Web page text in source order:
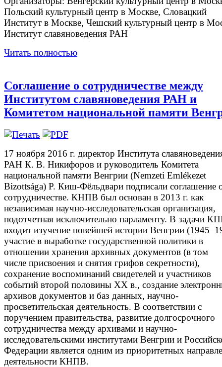
Польский культурный центр в Москве, Словацкий
Институт в Москве, Чешский культурный центр в
Институт славяноведения РАН
Читать полностью
Соглашение о сотрудничестве между
Институтом славяноведения РАН и
Комитетом национальной памяти
17 ноября 2016 г. директор Института
РАН К. В. Никифоров и руководитель Комитета
национальной памяти Венгрии (Nemzeti Emlékezet
Bizottsága) Р. Киш-Фёльдвари подписали соглашение
сотрудничестве. КНПВ был основан в 2013 г. как
независимая научно-исследовательская организация,
подотчетная исключительно парламенту. В задачи
входит изучение новейшей истории Венгрии
участие в выработке государственной политики в
отношении хранения архивных документов (в том
числе присвоения и снятия грифов секретности),
сохранение воспоминаний свидетелей и участников
событий второй половины ХХ в., создание
архивов документов и баз данных, научно-
просветительская деятельность. В соответствии с
поручением правительства, развитие долгосрочного
сотрудничества между архивами и научно-
исследовательскими институтами Венгрии и
Федерации является одним из приоритетных
деятельности КНПВ.